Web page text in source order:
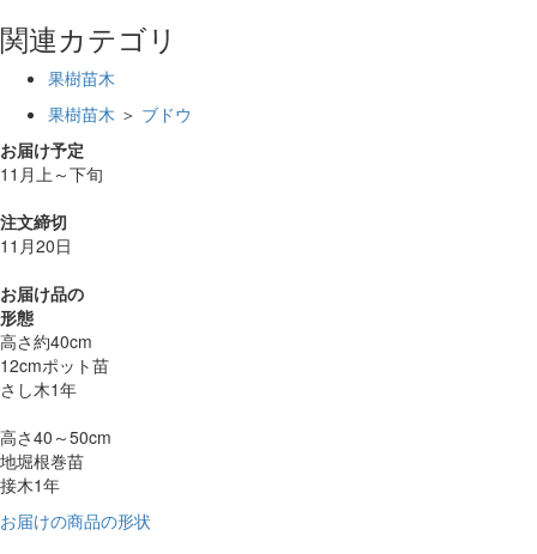
関連カテゴリ
果樹苗木
果樹苗木 ＞ ブドウ
お届け予定
11月上～下旬
注文締切
11月20日
お届け品の
形態
高さ約40cm
12cmポット苗
さし木1年
高さ40～50cm
地堀根巻苗
接木1年
お届けの商品の形状